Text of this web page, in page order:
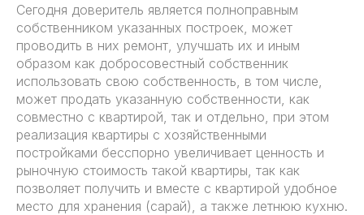
Сегодня доверитель является полноправным
собственником указанных построек, может
проводить в них ремонт, улучшать их и иным
образом как добросовестный собственник
использовать свою собственность, в том числе,
может продать указанную собственности, как
совместно с квартирой, так и отдельно, при этом
реализация квартиры с хозяйственными
постройками бесспорно увеличивает ценность и
рыночную стоимость такой квартиры, так как
позволяет получить и вместе с квартирой удобное
место для хранения (сарай), а также летнюю кухню.